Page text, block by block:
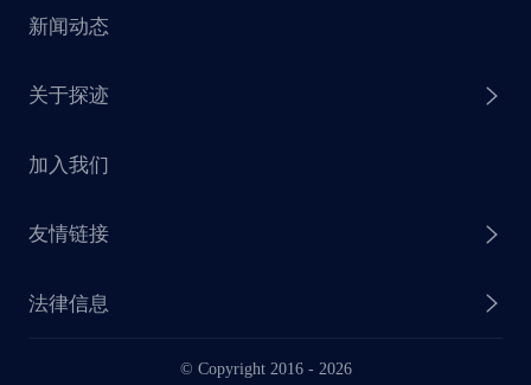
探迹 AI 触达
探迹 AI CRM
赋能计划
销售干货
探迹大数据研究院
新闻动态
关于探迹
企业介绍
联系我们
业务动态
加入我们
友情链接
法律信息
© Copyright 2016 - 2026